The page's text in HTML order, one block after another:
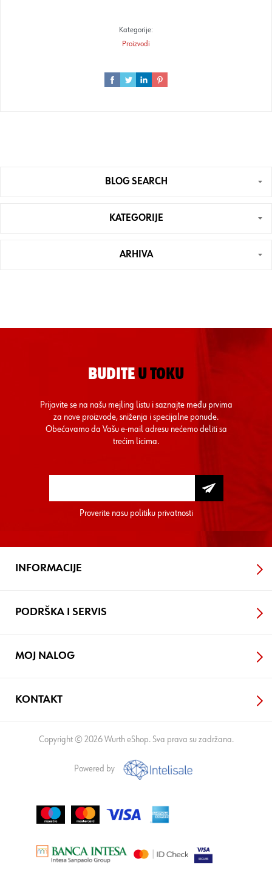
Kategorije:
Proizvodi
BLOG SEARCH
KATEGORIJE
ARHIVA
BUDITE U TOKU
Prijavite se na našu mejling listu i saznajte među prvima
za nove proizvode, sniženja i specijalne ponude.
Obećavamo da Vašu e-mail adresu nećemo deliti sa
trećim licima.
Proverite nasu politiku privatnosti
INFORMACIJE
PODRŠKA I SERVIS
MOJ NALOG
KONTAKT
Copyright © 2026 Wurth eShop. Sva prava su zadržana.
Powered by